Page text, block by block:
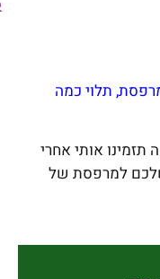
תלוי כמה
אותי אחרי
למרפסת של